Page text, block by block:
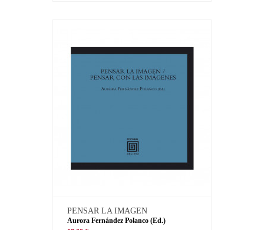
PENSAR LA IMAGEN
Aurora Fernández Polanco (Ed.)